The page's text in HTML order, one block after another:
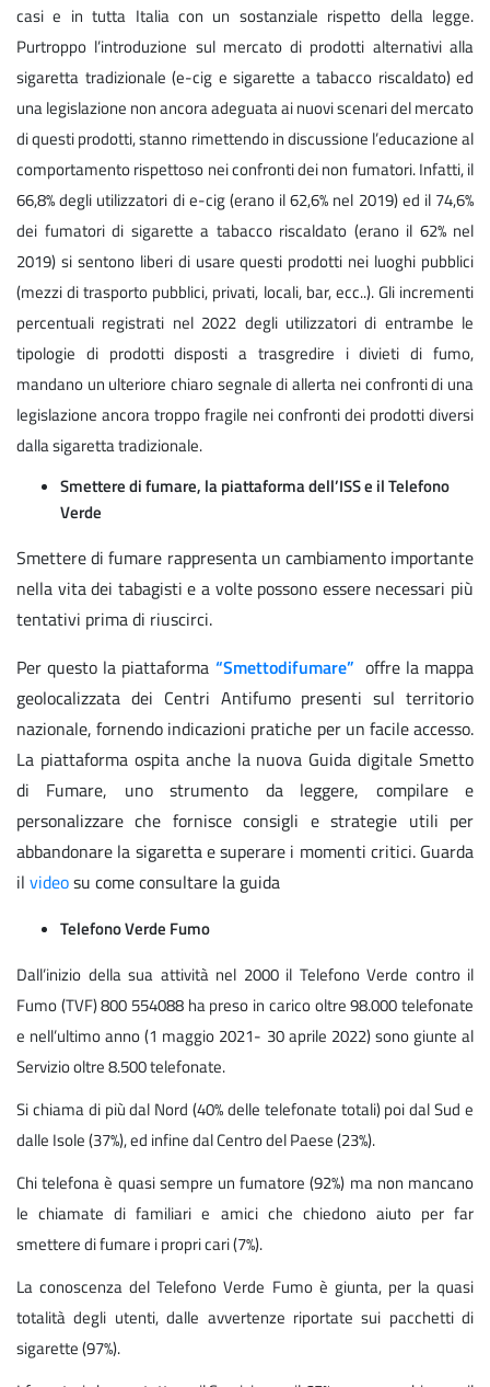
casi e in tutta Italia con un sostanziale rispetto della legge.
Purtroppo l’introduzione sul mercato di prodotti alternativi alla
sigaretta tradizionale (e-cig e sigarette a tabacco riscaldato) ed
una legislazione non ancora adeguata ai nuovi scenari del mercato
di questi prodotti, stanno rimettendo in discussione l’educazione al
comportamento rispettoso nei confronti dei non fumatori. Infatti, il
66,8% degli utilizzatori di e-cig (erano il 62,6% nel 2019) ed il 74,6%
dei fumatori di sigarette a tabacco riscaldato (erano il 62% nel
2019) si sentono liberi di usare questi prodotti nei luoghi pubblici
(mezzi di trasporto pubblici, privati, locali, bar, ecc..). Gli incrementi
percentuali registrati nel 2022 degli utilizzatori di entrambe le
tipologie di prodotti disposti a trasgredire i divieti di fumo,
mandano un ulteriore chiaro segnale di allerta nei confronti di una
legislazione ancora troppo fragile nei confronti dei prodotti diversi
dalla sigaretta tradizionale.
Smettere di fumare, la piattaforma dell’ISS e il Telefono
Verde
Smettere di fumare rappresenta un cambiamento importante
nella vita dei tabagisti e a volte possono essere necessari più
tentativi prima di riuscirci.
Per questo la piattaforma “Smettodifumare” offre la mappa
geolocalizzata dei Centri Antifumo presenti sul territorio
nazionale, fornendo indicazioni pratiche per un facile accesso.
La piattaforma ospita anche la nuova Guida digitale Smetto
di Fumare, uno strumento da leggere, compilare e
personalizzare che fornisce consigli e strategie utili per
abbandonare la sigaretta e superare i momenti critici. Guarda
il videosu come consultare la guida
Telefono Verde Fumo
Dall’inizio della sua attività nel 2000 il Telefono Verde contro il
Fumo (TVF) 800 554088 ha preso in carico oltre 98.000 telefonate
e nell’ultimo anno (1 maggio 2021- 30 aprile 2022) sono giunte al
Servizio oltre 8.500 telefonate.
Si chiama di più dal Nord (40% delle telefonate totali) poi dal Sud e
dalle Isole (37%), ed infine dal Centro del Paese (23%).
Chi telefona è quasi sempre un fumatore (92%) ma non mancano
le chiamate di familiari e amici che chiedono aiuto per far
smettere di fumare i propri cari (7%).
La conoscenza del Telefono Verde Fumo è giunta, per la quasi
totalità degli utenti, dalle avvertenze riportate sui pacchetti di
sigarette (97%).